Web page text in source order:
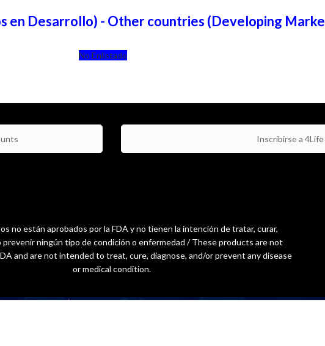
en Desarrollo) - Other countries (Developing
No Enlistado
Inscribirse a
no están aprobados por la FDA y no tienen la intención de tratar, curar,
prevenir ningún tipo de condición o enfermedad / These products are not
and are not intended to treat, cure, diagnose, and/or prevent any disease
or medical condition.